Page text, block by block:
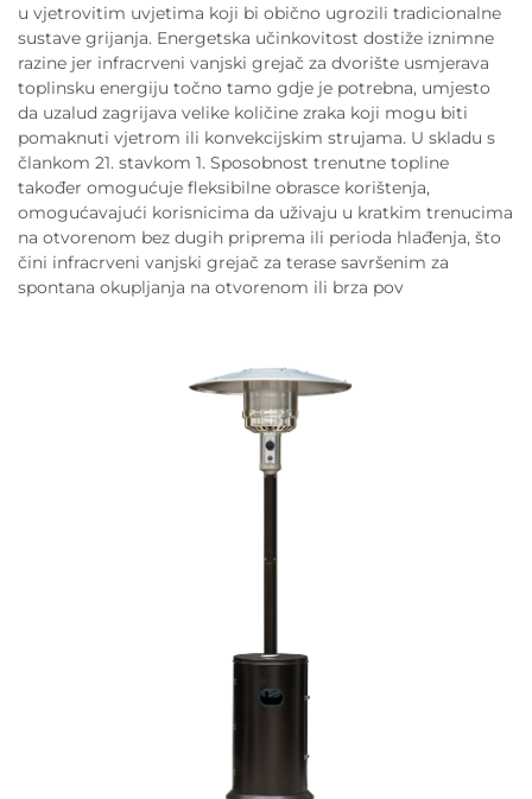
u vjetrovitim uvjetima koji bi obično ugrozili tradicionalne
sustave grijanja. Energetska učinkovitost dostiže iznimne
razine jer infracrveni vanjski grejač za dvorište usmjerava
toplinsku energiju točno tamo gdje je potrebna, umjesto
da uzalud zagrijava velike količine zraka koji mogu biti
pomaknuti vjetrom ili konvekcijskim strujama. U skladu s
člankom 21. stavkom 1. Sposobnost trenutne topline
također omogućuje fleksibilne obrasce korištenja,
omogućavajući korisnicima da uživaju u kratkim trenucima
na otvorenom bez dugih priprema ili perioda hlađenja, što
čini infracrveni vanjski grejač za terase savršenim za
spontana okupljanja na otvorenom ili brza pov